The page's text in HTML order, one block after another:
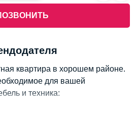
квартира в хорошем районе.
для вашей
и техника: